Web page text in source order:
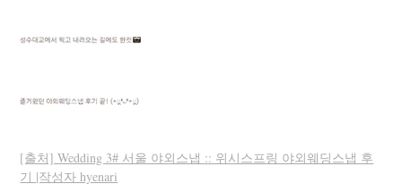
[출처] Wedding 3# 서울 야외스냅 :: 위시스프링 야외웨딩스냅 후
기 |작성자 hyenari